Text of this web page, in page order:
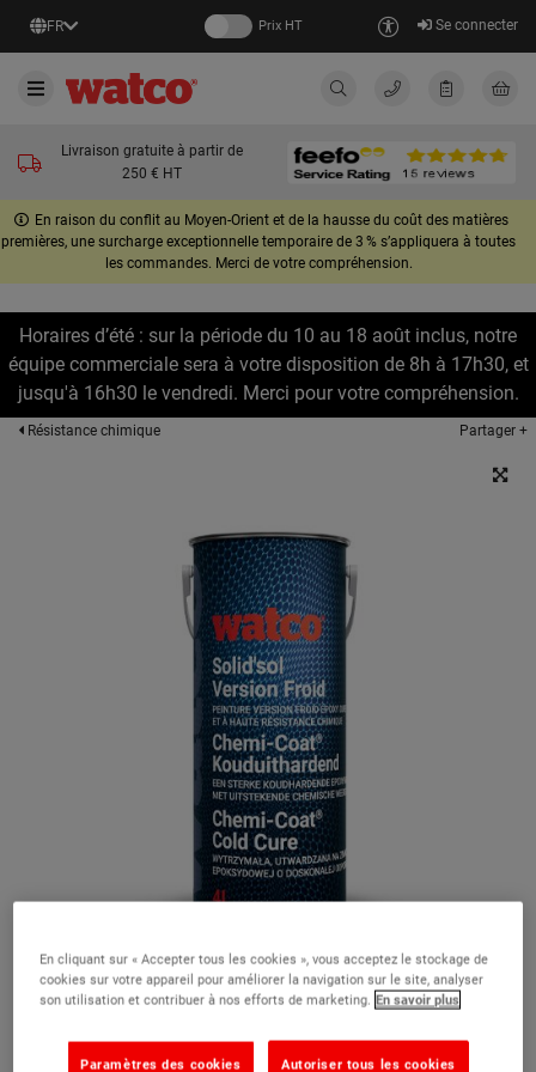
FR Prix HT Se connecter
Livraison gratuite à partir de
250 € HT
En raison du conflit au Moyen-Orient et de la hausse du coût des matières
premières, une surcharge exceptionnelle temporaire de 3 % s’appliquera à toutes
les commandes. Merci de votre compréhension.
Horaires d’été : sur la période du 10 au 18 août inclus, notre
équipe commerciale sera à votre disposition de 8h à 17h30, et
jusqu'à 16h30 le vendredi. Merci pour votre compréhension.
Résistance chimique Partager +
En cliquant sur « Accepter tous les cookies », vous acceptez le stockage de
cookies sur votre appareil pour améliorer la navigation sur le site, analyser
son utilisation et contribuer à nos efforts de marketing. En savoir plus
Autoriser tous les cookies
Paramètres des cookies